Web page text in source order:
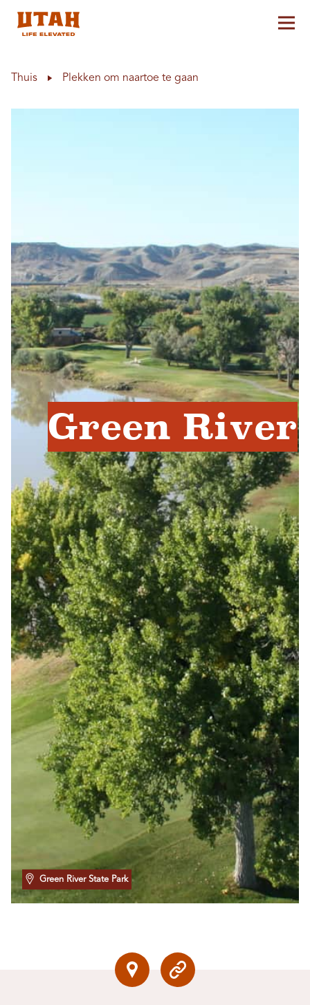
Thuis Plekken om naartoe te gaan
Green River
Green River State Park